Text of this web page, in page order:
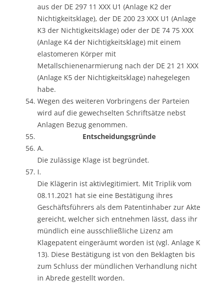
aus der DE 297 11 XXX U1 (Anlage K2 der
Nichtigkeitsklage), der DE 200 23 XXX U1 (Anlage
K3 der Nichtigkeitsklage) oder der DE 74 75 XXX
(Anlage K4 der Nichtigkeitsklage) mit einem
elastomeren Körper mit
Metallschienenarmierung nach der DE 21 21 XXX
(Anlage K5 der Nichtigkeitsklage) nahegelegen
habe.
Wegen des weiteren Vorbringens der Parteien
wird auf die gewechselten Schriftsätze nebst
Anlagen Bezug genommen.
Entscheidungsgründe
A.
Die zulässige Klage ist begründet.
I.
Die Klägerin ist aktivlegitimiert. Mit Triplik vom
08.11.2021 hat sie eine Bestätigung ihres
Geschäftsführers als dem Patentinhaber zur Akte
gereicht, welcher sich entnehmen lässt, dass ihr
mündlich eine ausschließliche Lizenz am
Klagepatent eingeräumt worden ist (vgl. Anlage K
13). Diese Bestätigung ist von den Beklagten bis
zum Schluss der mündlichen Verhandlung nicht
in Abrede gestellt worden.